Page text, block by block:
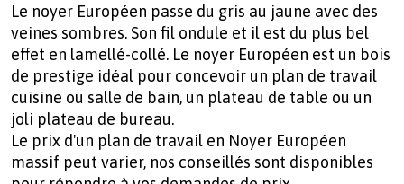
Le noyer Européen passe du gris au jaune avec des
veines sombres. Son fil ondule et il est du plus bel
effet en lamellé-collé. Le noyer Européen est un bois
de prestige idéal pour concevoir un plan de travail
cuisine ou salle de bain, un plateau de table ou un
joli plateau de bureau.
Le prix d'un plan de travail en Noyer Européen
massif peut varier, nos conseillés sont disponibles